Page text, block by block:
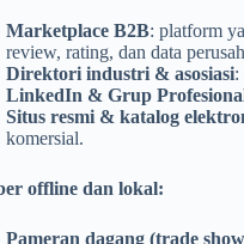
Marketplace B2B: platform
review, rating, dan data
Direktori industri & asosiasi:
LinkedIn & Grup
Situs resmi & katalog
komersial.
offline dan lokal:
Pameran dagang (trade